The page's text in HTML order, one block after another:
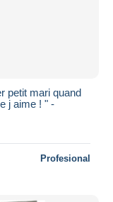
petit mari quand
j aime ! " -
Profesional